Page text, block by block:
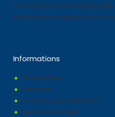
Fabrication pièce plastique sur
Moulage piece plastique
Informations
Présentation
Historique
De l'idée à la réalisation
Injection plastique